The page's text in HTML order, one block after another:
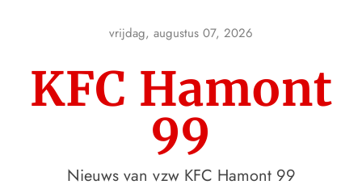
vrijdag, augustus 07, 2026
KFC Hamont
99
Nieuws van vzw KFC Hamont 99